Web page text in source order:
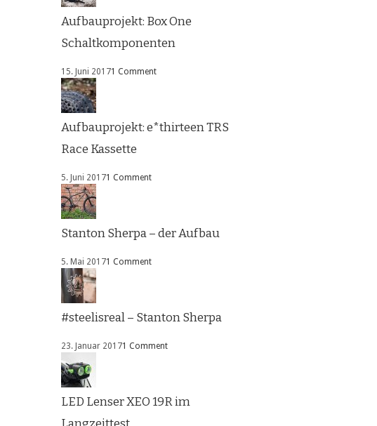
Aufbauprojekt: Box One
Schaltkomponenten
15. Juni 20171 Comment
Aufbauprojekt: e*thirteen TRS
Race Kassette
5. Juni 20171 Comment
Stanton Sherpa – der Aufbau
5. Mai 20171 Comment
#steelisreal – Stanton Sherpa
23. Januar 20171 Comment
LED Lenser XEO 19R im